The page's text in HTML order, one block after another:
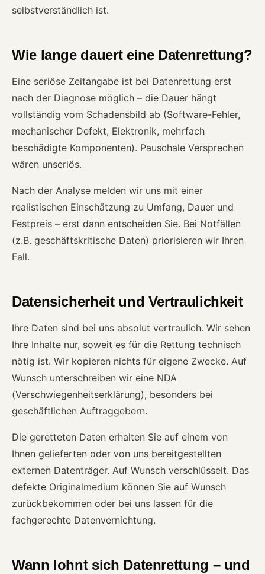
selbstverständlich ist.
Wie lange dauert eine Datenrettung?
Eine seriöse Zeitangabe ist bei Datenrettung erst
nach der Diagnose möglich – die Dauer hängt
vollständig vom Schadensbild ab (Software-Fehler,
mechanischer Defekt, Elektronik, mehrfach
beschädigte Komponenten). Pauschale Versprechen
wären unseriös.
Nach der Analyse melden wir uns mit einer
realistischen Einschätzung zu Umfang, Dauer und
Festpreis – erst dann entscheiden Sie. Bei Notfällen
(z.B. geschäftskritische Daten) priorisieren wir Ihren
Fall.
Datensicherheit und Vertraulichkeit
Ihre Daten sind bei uns absolut vertraulich. Wir sehen
Ihre Inhalte nur, soweit es für die Rettung technisch
nötig ist. Wir kopieren nichts für eigene Zwecke. Auf
Wunsch unterschreiben wir eine NDA
(Verschwiegenheitserklärung), besonders bei
geschäftlichen Auftraggebern.
Die geretteten Daten erhalten Sie auf einem von
Ihnen gelieferten oder von uns bereitgestellten
externen Datenträger. Auf Wunsch verschlüsselt. Das
defekte Originalmedium können Sie auf Wunsch
zurückbekommen oder bei uns lassen für die
fachgerechte Datenvernichtung.
Wann lohnt sich Datenrettung – und